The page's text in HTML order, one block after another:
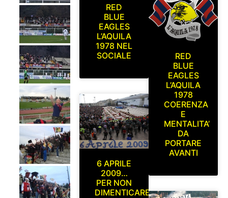
RED
BLUE
EAGLES
L’AQUILA
1978 NEL
SOCIALE
6 APRILE
2009…
PER NON
DIMENTICARE
RED
BLUE
EAGLES
L’AQUILA
1978
COERENZA
E
MENTALITA’
DA
PORTARE
AVANTI